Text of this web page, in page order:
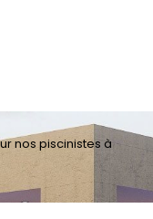
nos piscinistes à